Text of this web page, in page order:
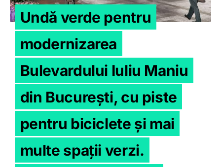
Undă verde pentru
modernizarea
Bulevardului Iuliu Maniu
din București, cu piste
pentru biciclete și mai
multe spații verzi.